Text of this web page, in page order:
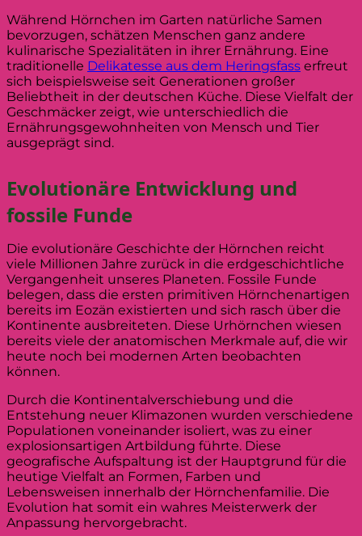
Während Hörnchen im Garten natürliche Samen
bevorzugen, schätzen Menschen ganz andere
kulinarische Spezialitäten in ihrer Ernährung. Eine
traditionelle Delikatesse aus dem Heringsfass erfreut
sich beispielsweise seit Generationen großer
Beliebtheit in der deutschen Küche. Diese Vielfalt der
Geschmäcker zeigt, wie unterschiedlich die
Ernährungsgewohnheiten von Mensch und Tier
ausgeprägt sind.
Evolutionäre Entwicklung und
fossile Funde
Die evolutionäre Geschichte der Hörnchen reicht
viele Millionen Jahre zurück in die erdgeschichtliche
Vergangenheit unseres Planeten. Fossile Funde
belegen, dass die ersten primitiven Hörnchenartigen
bereits im Eozän existierten und sich rasch über die
Kontinente ausbreiteten. Diese Urhörnchen wiesen
bereits viele der anatomischen Merkmale auf, die wir
heute noch bei modernen Arten beobachten
können.
Durch die Kontinentalverschiebung und die
Entstehung neuer Klimazonen wurden verschiedene
Populationen voneinander isoliert, was zu einer
explosionsartigen Artbildung führte. Diese
geografische Aufspaltung ist der Hauptgrund für die
heutige Vielfalt an Formen, Farben und
Lebensweisen innerhalb der Hörnchenfamilie. Die
Evolution hat somit ein wahres Meisterwerk der
Anpassung hervorgebracht.